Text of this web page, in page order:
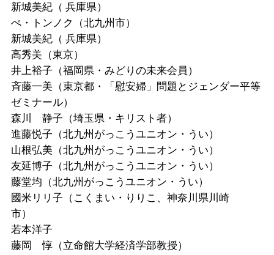
新城美紀（ 兵庫県）
ぺ・トンノク（北九州市）
新城美紀（ 兵庫県）
高秀美（東京）
井上裕子（福岡県・みどりの未来会員）
斉藤一美（東京都・「慰安婦」問題とジェンダー平等
ゼミナール）
森川 静子（埼玉県・キリスト者）
進藤悦子（北九州がっこうユニオン・うい）
山根弘美（北九州がっこうユニオン・うい）
友延博子（北九州がっこうユニオン・うい）
藤堂均（北九州がっこうユニオン・うい）
國米リリ子（こくまい・りりこ、神奈川県川崎
市）
若本洋子
藤岡 惇（立命館大学経済学部教授）